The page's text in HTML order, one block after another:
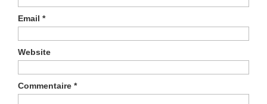
Email *
Website
Commentaire *